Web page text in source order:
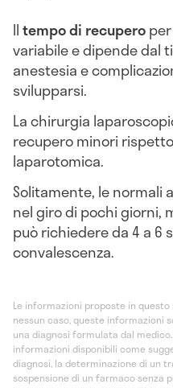
Iltempo di recupero
variabile e dipende dal
anestesia e
svilupparsi.
La chirurgia
recupero minori
laparotomica.
Solitamente, le
nel giro di pochi giorni,
può richiedere da 4 a 6
convalescenza.
Le informazioni proposte in
nessun caso, queste informazioni
una diagnosi formulata dal
informazioni disponibili come
diagnosi, la determinazione di un
sospensione di un farmaco senza